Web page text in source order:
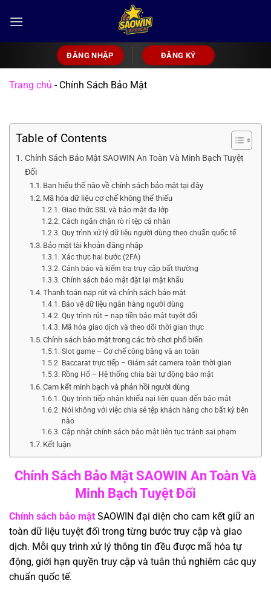
qua
ĐĂNG NHẬP ĐĂNG KÝ
Trang chủ - Chính Sách Bảo Mật
Table of Contents
Chính Sách Bảo Mật SAOWIN An Toàn Và Minh Bạch Tuyệt
Đối
Bạn hiểu thế nào về chính sách bảo mật tại đây
Mã hóa dữ liệu cơ chế không thể thiếu
Giao thức SSL và bảo mật đa lớp
Cách ngăn chặn rò rỉ tệp cá nhân
Quy trình xử lý dữ liệu người dùng theo chuẩn quốc tế
Bảo mật tài khoản đăng nhập
Xác thực hai bước (2FA)
Cảnh báo và kiểm tra truy cập bất thường
Chính sách bảo mật đặt lại mật khẩu
Thanh toán nạp rút và chính sách bảo mật
Bảo vệ dữ liệu ngân hàng người dùng
Quy trình rút – nạp tiền bảo mật tuyệt đối
Mã hóa giao dịch và theo dõi thời gian thực
Chính sách bảo mật trong các trò chơi phổ biến
Slot game – Cơ chế công bằng và an toàn
Baccarat trực tiếp – Giám sát camera toàn thời gian
Rồng Hổ – Hệ thống chia bài tự động bảo mật
Cam kết minh bạch và phản hồi người dùng
Quy trình tiếp nhận khiếu nại liên quan đến bảo mật
Nói không với việc chia sẻ tệp khách hàng cho bất kỳ bên
nào
Cập nhật chính sách bảo mật liên tục tránh sai phạm
Kết luận
Chính Sách Bảo Mật SAOWIN An Toàn Và
Minh Bạch Tuyệt Đối
Chính sách bảo mật SAOWIN đại diện cho cam kết giữ an
toàn dữ liệu tuyệt đối trong từng bước truy cập và giao
dịch. Mỗi quy trình xử lý thông tin đều được mã hóa tự
động, giới hạn quyền truy cập và tuân thủ nghiêm các quy
chuẩn quốc tế.